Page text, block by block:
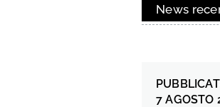
News
7 AGOSTO